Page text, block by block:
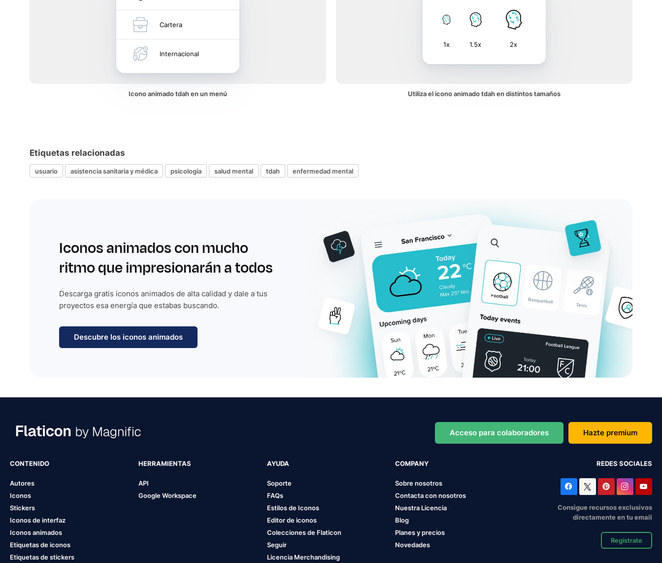
Cartera
Internacional
Icono animado tdah en un menú
1x 1.5x 2x
Utiliza el icono animado tdah en distintos tamaños
Etiquetas relacionadas
usuario asistencia sanitaria y médica psicología salud mental tdah enfermedad mental
Iconos animados con mucho
ritmo que impresionarán a todos
Descarga gratis iconos animados de alta calidad y dale a tus
proyectos esa energía que estabas buscando.
Descubre los iconos animados
Acceso para colaboradores Hazte premium
CONTENIDO
Autores
Iconos
Stickers
Iconos de interfaz
Iconos animados
Etiquetas de iconos
Etiquetas de stickers
HERRAMIENTAS
API
Google Workspace
AYUDA
Soporte
FAQs
Estilos de Iconos
Editor de iconos
Colecciones de Flaticon
Seguir
Licencia Merchandising
COMPANY
Sobre nosotros
Contacta con nosotros
Nuestra Licencia
Blog
Planes y precios
Novedades
REDES SOCIALES
Consigue recursos exclusivos
directamente en tu email
Regístrate